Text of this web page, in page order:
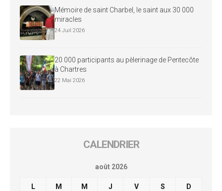
Mémoire de saint Charbel, le saint aux 30 000
miracles
24 Juil 2026
20 000 participants au pèlerinage de Pentecôte
à Chartres
22 Mai 2026
CALENDRIER
août 2026
L M M J V S D